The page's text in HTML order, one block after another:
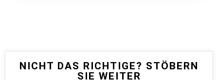
NICHT DAS RICHTIGE? STÖBERN
SIE WEITER